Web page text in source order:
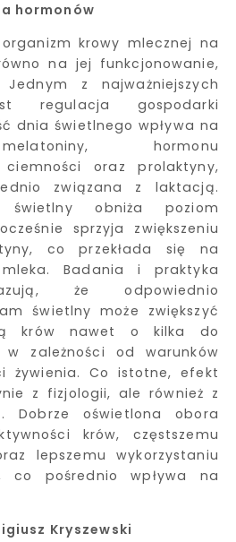
hormonów
krowy mlecznej na
na jej funkcjonowanie,
z najważniejszych
regulacja gospodarki
dnia świetlnego wpływa na
hormonu
oraz prolaktyny,
związana z laktacją.
świetlny obniża poziom
sprzyja zwiększeniu
co przekłada się na
Badania i praktyka
że odpowiednio
świetlny może zwiększyć
krów nawet o kilka do
w zależności od warunków
żywienia. Co istotne, efekt
z fizjologii, ale również z
Dobrze oświetlona obora
krów, częstszemu
lepszemu wykorzystaniu
co pośrednio wpływa na
Kryszewski